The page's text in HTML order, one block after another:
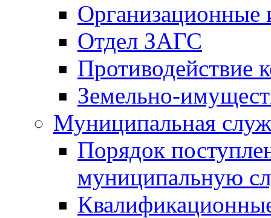
Отдел ЗАГС
Противодействие
Земельно-
Муниципальная
Порядок
муниципальную